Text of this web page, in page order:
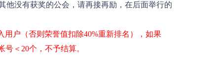
他没有获奖的公会，请再接再励，在后面举行的
户（否则荣誉值扣除40%重新排名），如果
＜20个，不予结算。